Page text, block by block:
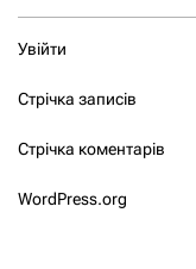
Увійти
Стрічка записів
Стрічка коментарів
WordPress.org